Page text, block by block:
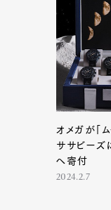
オメガが「
ササビーズ
へ寄付
2024.2.7